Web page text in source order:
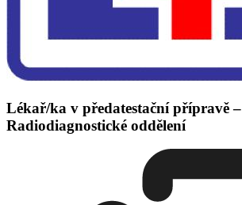
Lékař/ka v předatestační přípravě –
Radiodiagnostické oddělení